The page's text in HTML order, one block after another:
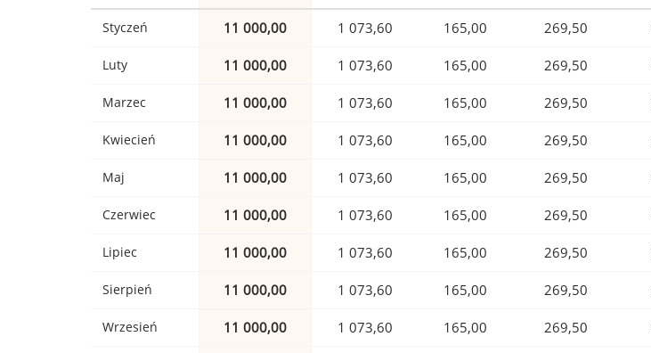
Styczeń 11 000,00 1 073,60 165,00 269,50
Luty 11 000,00 1 073,60 165,00 269,50
Marzec 11 000,00 1 073,60 165,00 269,50
Kwiecień 11 000,00 1 073,60 165,00 269,50
Maj 11 000,00 1 073,60 165,00 269,50
Czerwiec 11 000,00 1 073,60 165,00 269,50
Lipiec 11 000,00 1 073,60 165,00 269,50
Sierpień 11 000,00 1 073,60 165,00 269,50
Wrzesień 11 000,00 1 073,60 165,00 269,50